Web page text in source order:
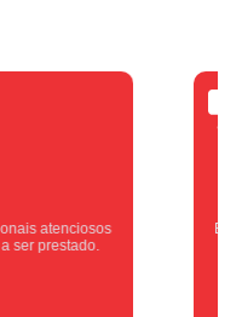
, super organizados.